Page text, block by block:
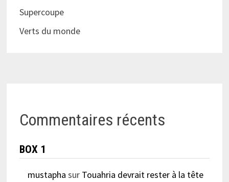
Supercoupe
Verts du monde
Commentaires récents
BOX 1
mustapha sur Touahria devrait rester à la tête